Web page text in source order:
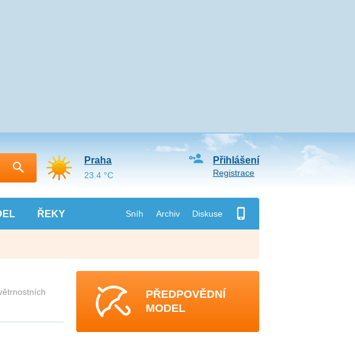
ŘEKY Sníh Archiv Diskuse
Přihlášení
Registrace
Praha
23.4 °C
PŘEDPOVĚDNÍ
MODEL